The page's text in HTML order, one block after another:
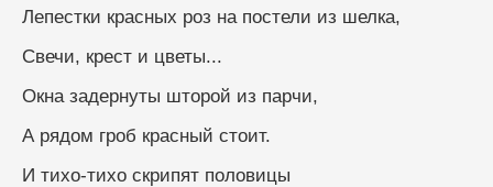
Лепестки красных роз на постели из шелка,
Свечи, крест и цветы...
Окна задернуты шторой из парчи,
А рядом гроб красный стоит.
И тихо-тихо скрипят половицы